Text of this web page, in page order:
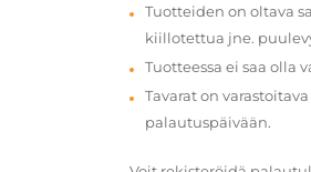
Tuotteiden on oltava
kiillotettua jne.
Tuotteessa ei saa olla
Tavarat on
palautuspäivään.